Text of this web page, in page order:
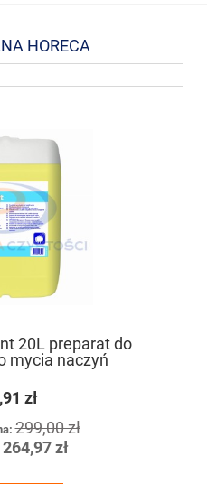
HORECA
20L preparat do
mycia naczyń
zł
299,00 zł
264,97 zł